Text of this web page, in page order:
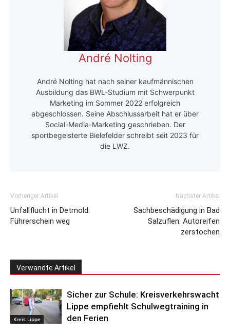
André Nolting
André Nolting hat nach seiner kaufmännischen
Ausbildung das BWL-Studium mit Schwerpunkt
Marketing im Sommer 2022 erfolgreich
abgeschlossen. Seine Abschlussarbeit hat er über
Social-Media-Marketing geschrieben. Der
sportbegeisterte Bielefelder schreibt seit 2023 für
die LWZ.
Vorheriger Artikel
Unfallflucht in Detmold:
Führerschein weg
Nächster Artikel
Sachbeschädigung in Bad
Salzuflen: Autoreifen
zerstochen
Verwandte Artikel
Kreis Lippe
Sicher zur Schule: Kreisverkehrswacht
Lippe empfiehlt Schulwegtraining in
den Ferien